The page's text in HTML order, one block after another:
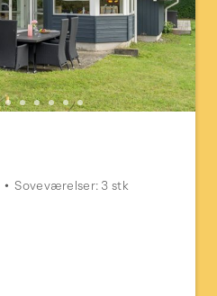
Soveværelser: 3 stk